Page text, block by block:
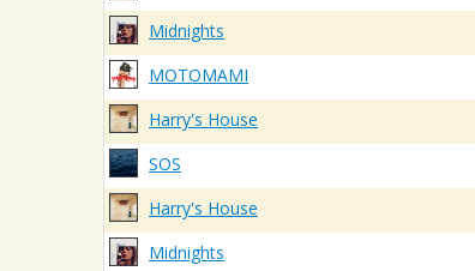
Midnights
MOTOMAMI
Harry's House
SOS
Harry's House
Midnights